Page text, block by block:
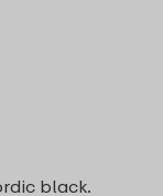
black.